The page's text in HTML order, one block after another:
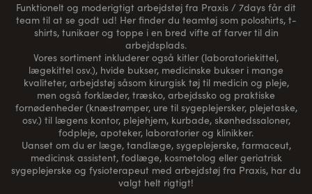
Funktionelt og moderigtigt arbejdstøj fra Praxis / 7days får dit
team til at se godt ud! Her finder du teamtøj som poloshirts, t-
shirts, tunikaer og toppe i en bred vifte af farver til din
arbejdsplads.
Vores sortiment inkluderer også kitler (laboratoriekittel,
lægekittel osv.), hvide bukser, medicinske bukser i mange
kvaliteter, arbejdstøj såsom kirurgisk tøj til medicin og pleje,
men også forklæder, træsko, arbejdssko og praktiske
fornødenheder (knæstrømper, ure til sygeplejersker, plejetaske,
osv.) til lægens kontor, plejehjem, kurbade, skønhedssaloner,
fodpleje, apoteker, laboratorier og klinikker.
Uanset om du er læge, tandlæge, sygeplejerske, farmaceut,
medicinsk assistent, fodlæge, kosmetolog eller geriatrisk
sygeplejerske og fysioterapeut med arbejdstøj fra Praxis, har du
valgt helt rigtigt!